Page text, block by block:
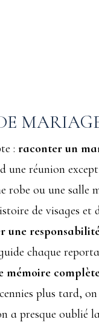
: raconter un
une réunion
robe ou une salle
de visages et
une
chaque
mémoire
plus tard,
a presque